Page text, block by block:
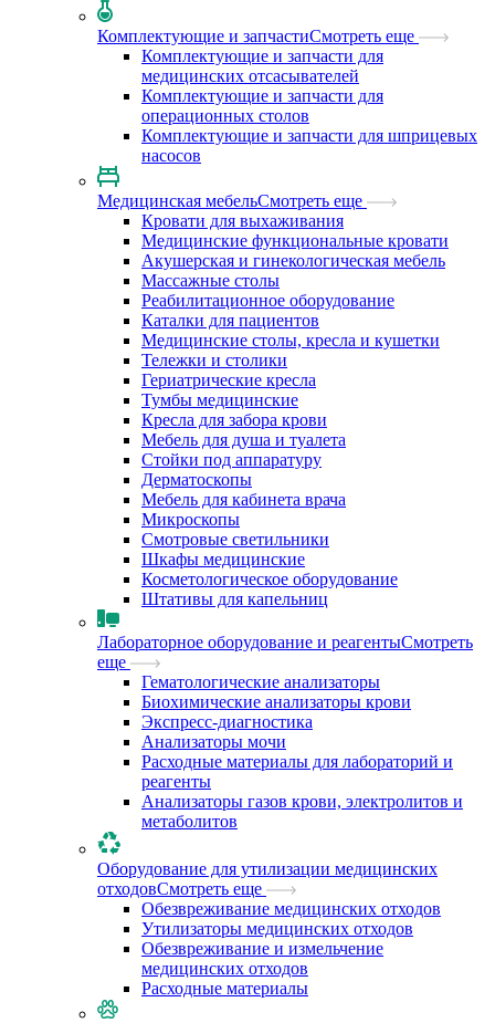
Комплектующие и запчастиСмотреть еще
Комплектующие и запчасти для
медицинских отсасывателей
Комплектующие и запчасти для
операционных столов
Комплектующие и запчасти для шприцевых
насосов
Медицинская мебельСмотреть еще
Кровати для выхаживания
Медицинские функциональные кровати
Акушерская и гинекологическая мебель
Массажные столы
Реабилитационное оборудование
Каталки для пациентов
Медицинские столы, кресла и кушетки
Тележки и столики
Гериатрические кресла
Тумбы медицинские
Кресла для забора крови
Мебель для душа и туалета
Стойки под аппаратуру
Дерматоскопы
Мебель для кабинета врача
Микроскопы
Смотровые светильники
Шкафы медицинские
Косметологическое оборудование
Штативы для капельниц
Лабораторное оборудование и реагентыСмотреть
еще
Гематологические анализаторы
Биохимические анализаторы крови
Экспресс-диагностика
Анализаторы мочи
Расходные материалы для лабораторий и
реагенты
Анализаторы газов крови, электролитов и
метаболитов
Оборудование для утилизации медицинских
отходовСмотреть еще
Обезвреживание медицинских отходов
Утилизаторы медицинских отходов
Обезвреживание и измельчение
медицинских отходов
Расходные материалы